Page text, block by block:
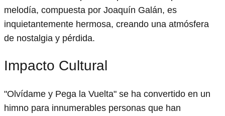
melodía, compuesta por Joaquín Galán, es
inquietantemente hermosa, creando una atmósfera
de nostalgia y pérdida.
Impacto Cultural
"Olvídame y Pega la Vuelta" se ha convertido en un
himno para innumerables personas que han